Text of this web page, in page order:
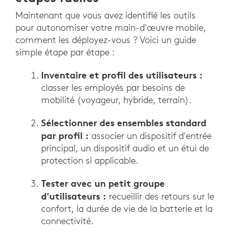
Maintenant que vous avez identifié les outils
pour autonomiser votre main-d'œuvre mobile,
comment les déployez-vous ? Voici un guide
simple étape par étape :
Inventaire et profil des utilisateurs :
classer les employés par besoins de
mobilité (voyageur, hybride, terrain).
Sélectionner des ensembles standard
par profil : associer un dispositif d'entrée
principal, un dispositif audio et un étui de
protection si applicable.
Tester avec un petit groupe
d'utilisateurs : recueillir des retours sur le
confort, la durée de vie de la batterie et la
connectivité.